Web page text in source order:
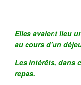
Elles avaient lieu
au cours d’un
Les intérêts, dans
repas.